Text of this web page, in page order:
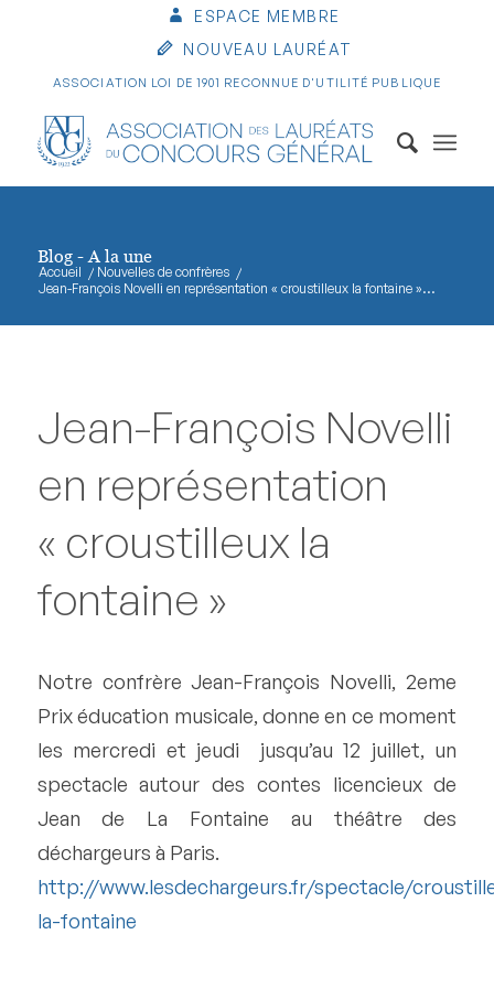
ESPACE MEMBRE
NOUVEAU LAURÉAT
ASSOCIATION LOI DE 1901 RECONNUE D'UTILITÉ PUBLIQUE
Blog - A la une
Accueil / Nouvelles de confrères /
Jean-François Novelli en représentation « croustilleux la fontaine »...
Jean-François Novelli
en représentation
« croustilleux la
fontaine »
Notre confrère Jean-François Novelli, 2eme
Prix éducation musicale, donne en ce moment
les mercredi et jeudi jusqu’au 12 juillet, un
spectacle autour des contes licencieux de
Jean de La Fontaine au théâtre des
déchargeurs à Paris.
http://www.lesdechargeurs.fr/spectacle/
la-fontaine